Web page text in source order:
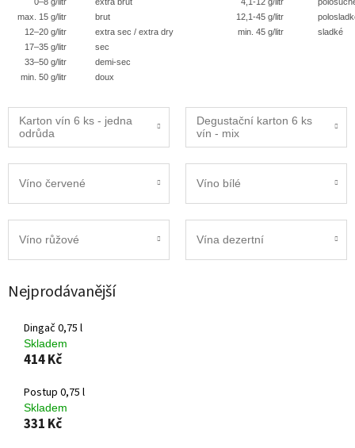
max. 15 g/litr
brut 12,1-45 g/litr
12–20 g/litr
extra sec / extra dry min. 45 g/litr
sladké
17–35 g/litr
sec
33–50 g/litr
demi-sec
min. 50 g/litr
doux
Karton vín 6 ks - jedna
odrůda
Degustační karton 6 ks
vín - mix
Víno červené Víno bílé
Víno růžové Vína dezertní
Nejprodávanější
Dingač 0,75 l
Skladem
414 Kč
Postup 0,75 l
Skladem
331 Kč